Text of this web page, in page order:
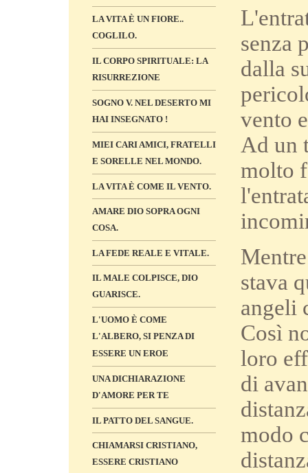
LA VITA È UN FIORE..
COGLILO.
IL CORPO SPIRITUALE: LA
RISURREZIONE
SOGNO V. NEL DESERTO MI
HAI INSEGNATO !
MIEI CARI AMICI, FRATELLI
E SORELLE NEL MONDO.
LA VITA È COME IL VENTO.
AMARE DIO SOPRA OGNI
COSA.
LA FEDE REALE E VITALE.
IL MALE COLPISCE, DIO
GUARISCE.
L'UOMO È COME
L'ALBERO, SI PENZA DI
ESSERE UN EROE
UNA DICHIARAZIONE
D'AMORE PER TE
IL PATTO DEL SANGUE.
CHIAMARSI CRISTIANO,
ESSERE CRISTIANO
senza
dalla
vento
Ad un
molto
stava
angeli
Così
loro
di
modo